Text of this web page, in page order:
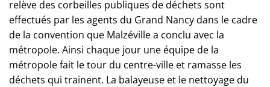
relève des corbeilles publiques de déchets sont
effectués par les agents du Grand Nancy dans le cadre
de la convention que Malzéville a conclu avec la
métropole. Ainsi chaque jour une équipe de la
métropole fait le tour du centre-ville et ramasse les
déchets qui trainent. La balayeuse et le nettoyage du